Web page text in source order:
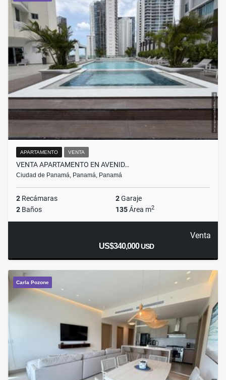
APARTAMENTO VENTA
VENTA APARTAMENTO EN AVENID…
Ciudad de Panamá, Panamá, Panamá
2 Recámaras 2Garaje
2 Baños 135Área m2
Venta
US$340,000USD
Carla Pozone